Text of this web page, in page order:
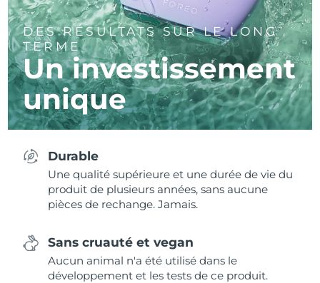
DES RÉSULTATS SUR LE LONG
TERME
Un investissement
unique
Durable
Une qualité supérieure et une durée de vie du
produit de plusieurs années, sans aucune
pièces de rechange. Jamais.
Sans cruauté et vegan
Aucun animal n'a été utilisé dans le
développement et les tests de ce produit.